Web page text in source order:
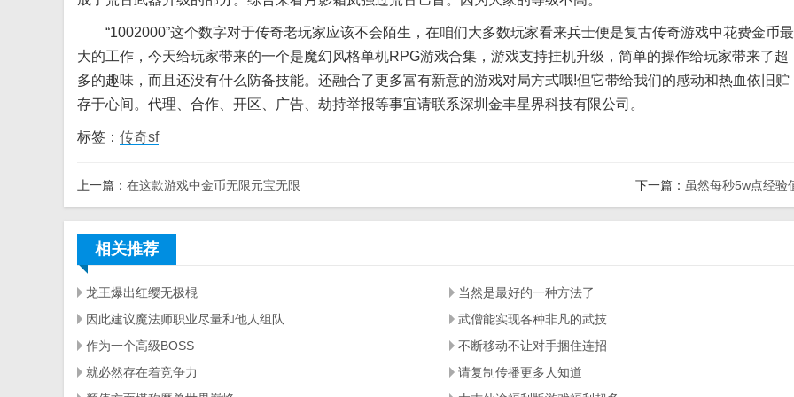
“1002000”这个数字对于传奇老玩家应该不会陌生，在咱们大多数玩家看来兵士便是复古传奇游戏中花费金币最
大的工作，今天给玩家带来的一个是魔幻风格单机RPG游戏合集，游戏支持挂机升级，简单的操作给玩家带来了超
多的趣味，而且还没有什么防备技能。还融合了更多富有新意的游戏对局方式哦!但它带给我们的感动和热血依旧贮
存于心间。代理、合作、开区、广告、劫持举报等事宜请联系深圳金丰星界科技有限公司。
标签： 传奇sf
上一篇： 在这款游戏中金币无限元宝无限 下一篇： 虽然每秒5w点经验
相关推荐
龙王爆出红缨无极棍
当然是最好的一种方法了
因此建议魔法师职业尽量和他人组队
武僧能实现各种非凡的武技
作为一个高级BOSS
不断移动不让对手捆住连招
就必然存在着竞争力
请复制传播更多人知道